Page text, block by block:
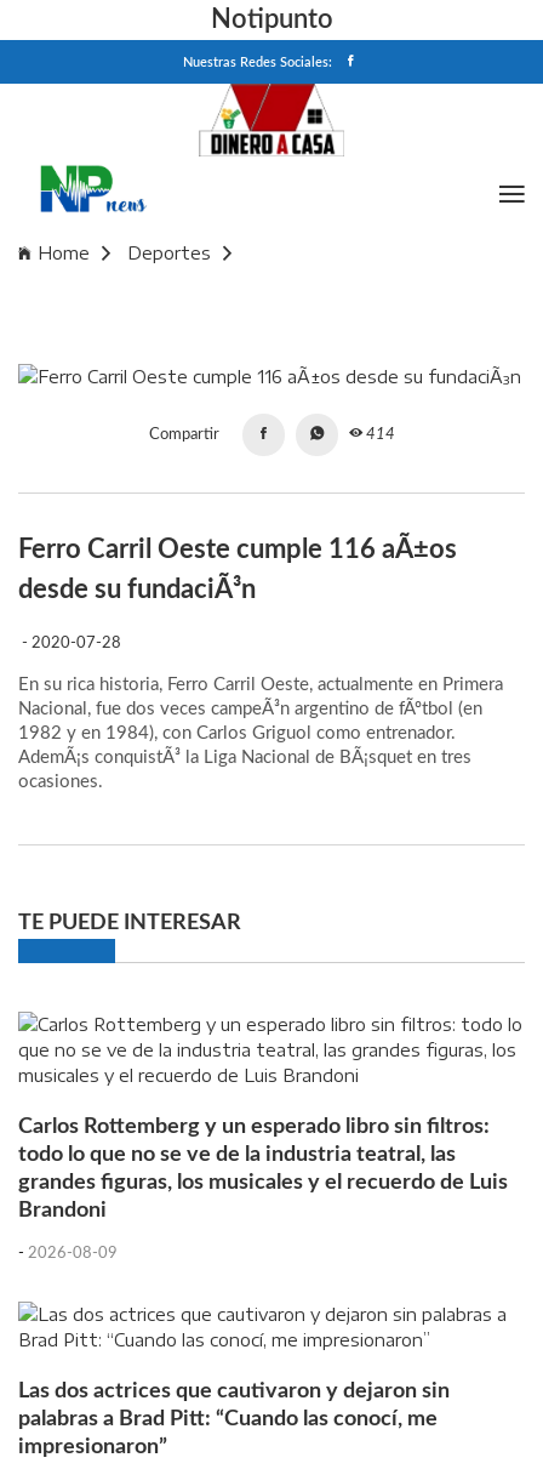
Notipunto
Nuestras Redes Sociales:
Home
Deportes
Compartir 414
Ferro Carril Oeste cumple 116 aÃ±os
desde su fundaciÃ³n
- 2020-07-28
En su rica historia, Ferro Carril Oeste, actualmente en Primera
Nacional, fue dos veces campeÃ³n argentino de fÃºtbol (en
1982 y en 1984), con Carlos Griguol como entrenador.
AdemÃ¡s conquistÃ³ la Liga Nacional de BÃ¡squet en tres
ocasiones.
TE PUEDE INTERESAR
Carlos Rottemberg y un esperado libro sin filtros:
todo lo que no se ve de la industria teatral, las
grandes figuras, los musicales y el recuerdo de Luis
Brandoni
- 2026-08-09
Las dos actrices que cautivaron y dejaron sin
palabras a Brad Pitt: “Cuando las conocí, me
impresionaron”